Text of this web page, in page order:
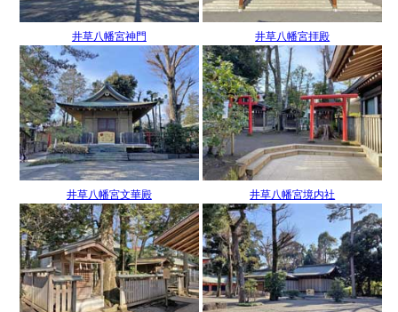
井草八幡宮神門 井草八幡宮拝殿
井草八幡宮文華殿 井草八幡宮境内社